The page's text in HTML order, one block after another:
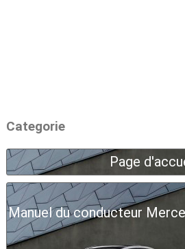
Categorie
Page
Manuel du conducteur